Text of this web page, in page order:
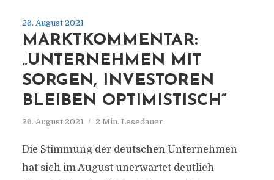
26. August 2021
MARKTKOMMENTAR:
„UNTERNEHMEN MIT
SORGEN, INVESTOREN
BLEIBEN OPTIMISTISCH“
26. August 2021 2 Min. Lesedauer
Die Stimmung der deutschen Unternehmen
hat sich im August unerwartet deutlich